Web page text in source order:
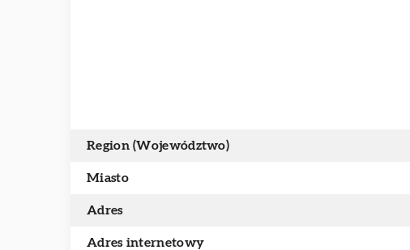
Region (Województwo)
Miasto
Adres
Adres internetowy